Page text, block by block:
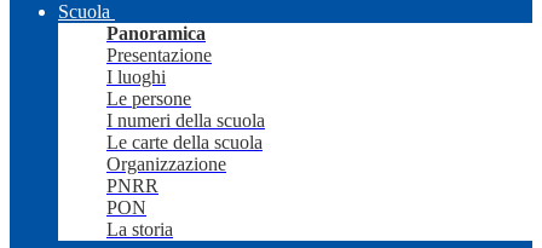
Scuola
Panoramica
Presentazione
I luoghi
Le persone
I numeri della scuola
Le carte della scuola
Organizzazione
PNRR
PON
La storia